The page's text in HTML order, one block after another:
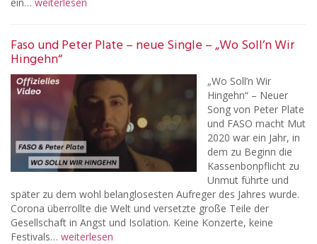
Faso und Peter Plate – neue Single – „Wo Soll’n Wir
Hingehn“
„Wo Soll’n Wir
Hingehn“ – Neuer
Song von Peter Plate
und FASO macht Mut
2020 war ein Jahr, in
dem zu Beginn die
Kassenbonpflicht zu
Unmut führte und
später zu dem wohl belanglosesten Aufreger des Jahres wurde.
Corona überrollte die Welt und versetzte große Teile der
Gesellschaft in Angst und Isolation. Keine Konzerte, keine
Festivals… weiterlesen